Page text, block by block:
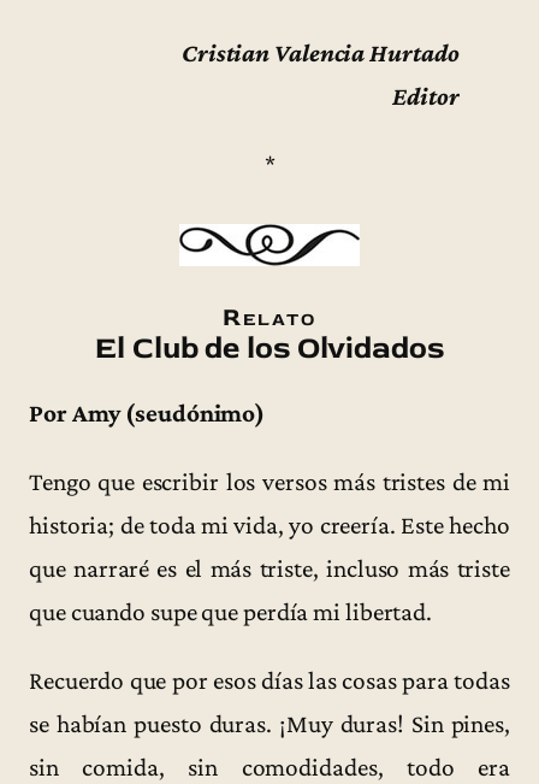
Cristian Valencia Hurtado
Editor
*
Relato
El Club de los Olvidados
Por Amy (seudónimo)
Tengo que escribir los versos más tristes de mi
historia; de toda mi vida, yo creería. Este hecho
que narraré es el más triste, incluso más triste
que cuando supe que perdía mi libertad.
Recuerdo que por esos días las cosas para todas
se habían puesto duras. ¡Muy duras! Sin pines,
sin comida, sin comodidades, todo era